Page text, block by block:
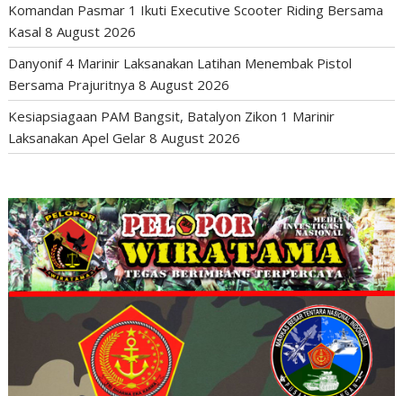
Komandan Pasmar 1 Ikuti Executive Scooter Riding Bersama
Kasal 8 August 2026
Danyonif 4 Marinir Laksanakan Latihan Menembak Pistol
Bersama Prajuritnya 8 August 2026
Kesiapsiagaan PAM Bangsit, Batalyon Zikon 1 Marinir
Laksanakan Apel Gelar 8 August 2026